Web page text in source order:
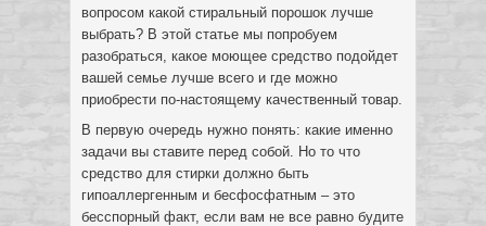
вопросом какой стиральный порошок лучше
выбрать? В этой статье мы попробуем
разобраться, какое моющее средство подойдет
вашей семье лучше всего и где можно
приобрести по-настоящему качественный товар.
В первую очередь нужно понять: какие именно
задачи вы ставите перед собой. Но то что
средство для стирки должно быть
гипоаллергенным и бесфосфатным – это
бесспорный факт, если вам не все равно будите